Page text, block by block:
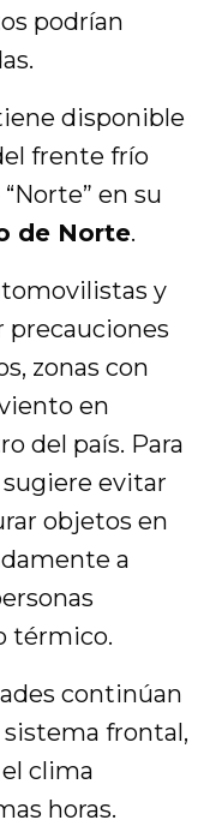
podrían
disponible
frente frío
en su
de Norte.
y
zonas con
en
del país. Para
sugiere evitar
objetos en
a
térmico.
continúan
frontal,
clima
horas.